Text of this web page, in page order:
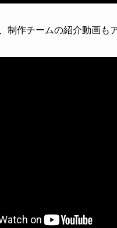
制作チームの紹介動画も